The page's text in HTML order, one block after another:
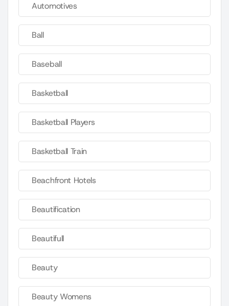
Automotives
Ball
Baseball
Basketball
Basketball Players
Basketball Train
Beachfront Hotels
Beautification
Beautifull
Beauty
Beauty Womens